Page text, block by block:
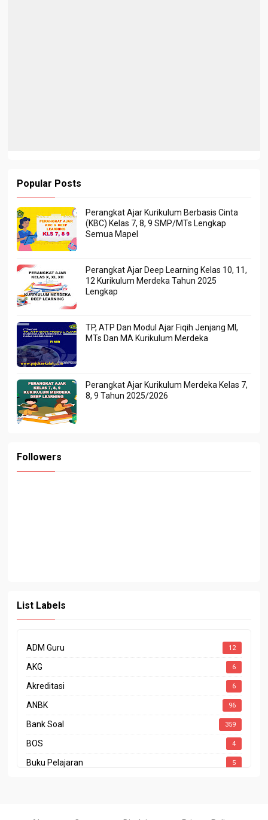
Popular Posts
Perangkat Ajar Kurikulum Berbasis Cinta
(KBC) Kelas 7, 8, 9 SMP/MTs Lengkap
Semua Mapel
Perangkat Ajar Deep Learning Kelas 10, 11,
12 Kurikulum Merdeka Tahun 2025
Lengkap
TP, ATP Dan Modul Ajar Fiqih Jenjang MI,
MTs Dan MA Kurikulum Merdeka
Perangkat Ajar Kurikulum Merdeka Kelas 7,
8, 9 Tahun 2025/2026
Followers
List Labels
ADM Guru 12
AKG 6
Akreditasi 6
ANBK 96
Bank Soal 359
BOS 4
Buku Pelajaran 5